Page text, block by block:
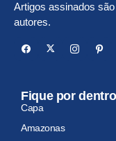
Artigos assinados
autores.
Fique por dentro
Capa
Amazonas